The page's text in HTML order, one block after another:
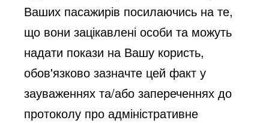
Ваших пасажирів посилаючись на те,
що вони зацікавлені особи та можуть
надати покази на Вашу користь,
обов'язково зазначте цей факт у
зауваженнях та/або запереченнях до
протоколу про адміністративне